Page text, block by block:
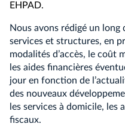
EHPAD.
Nous avons rédigé un
services et structures, en
modalités d’accès, le coût
les aides financières
jour en fonction de
des nouveaux
les services à domicile, les
fiscaux.